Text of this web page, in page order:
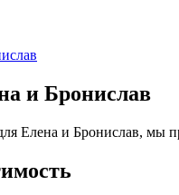
и Бронислав
Елена и Бронислав, мы